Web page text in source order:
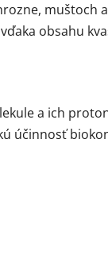
muštoch
obsahu
a ich
účinnosť